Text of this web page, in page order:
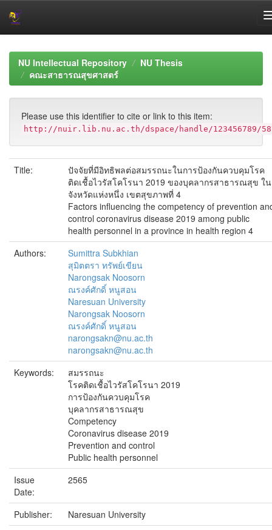
navigationNU Intellectual Repository
NU Thesis
คณะสาธารณสุขศาสตร์
Please use this identifier to cite or link to this item:
http://nuir.lib.nu.ac.th/dspace/handle/123456789/
Title:
ปัจจัยที่มีอิทธิพลต่อสมรรถนะในการป้องกันควบคุมโรค
ติดเชื้อไวรัสโคโรนา 2019 ของบุคลากรสาธารณสุข ใน
จังหวัดแห่งหนึ่ง เขตสุขภาพที่ 4
Factors influencing the competency of prevention
control coronavirus disease 2019 among public
health personnel in a province in health region 4
Authors:
Sumittra Subkhian
สุมิตตรา ทรัพย์เขียน
Narongsak Noosorn
ณรงค์ศักดิ์ หนูสอน
Naresuan University
Narongsak Noosorn
ณรงค์ศักดิ์ หนูสอน
narongsakn@nu.ac.th
narongsakn@nu.ac.th
Keywords:
สมรรถนะ
โรคติดเชื้อไวรัสโคโรนา 2019
การป้องกันควบคุมโรค
บุคลากรสาธารณสุข
Competency
Coronavirus disease 2019
Prevention and control
Public health personnel
Issue
Date:
2565
Publisher:
Naresuan University